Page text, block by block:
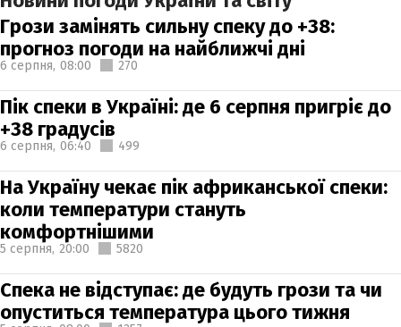
Грози замінять сильну спеку до +38:
прогноз погоди на найближчі дні
6 серпня, 08:00 270
Пік спеки в Україні: де 6 серпня пригріє до
+38 градусів
6 серпня, 06:40 499
На Україну чекає пік африканської спеки:
коли температури стануть
комфортнішими
5 серпня, 20:00 5820
Спека не відступає: де будуть грози та чи
опуститься температура цього тижня